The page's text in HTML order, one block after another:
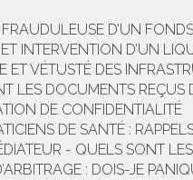
D’UN
INTERVENTION D’UN
VÉTUSTÉ DES
LES DOCUMENTS REÇUS
DE CONFIDENTIALITÉ
DE SANTÉ :
- QUELS SONT
: DOIS-JE